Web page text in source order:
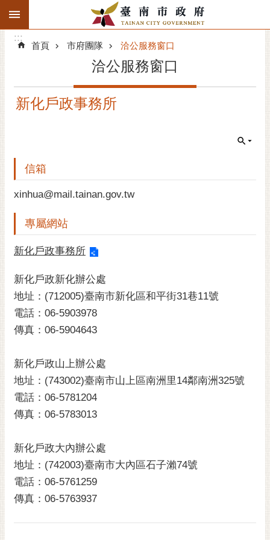
跳到主要內容區塊
搜
階
精彩府城
市府團隊
主題服務
市政資訊
市民互動
黃
偉
哲
螢
花
泉
桐
花
網
站
導
覽
訂
:::
:::
首頁 市府團隊 洽公服務窗口
洽公服務窗口
新化戶政事務所
信箱
xinhua@mail.tainan.gov.tw
專屬網站
新化戶政事務所
新化戶政新化辦公處
地址：(712005)臺南市新化區和平街31巷11號
電話：06-5903978
傳真：06-5904643
新化戶政山上辦公處
地址：(743002)臺南市山上區南洲里14鄰南洲325號
電話：06-5781204
傳真：06-5783013
新化戶政大內辦公處
地址：(742003)臺南市大內區石子瀨74號
電話：06-5761259
傳真：06-5763937